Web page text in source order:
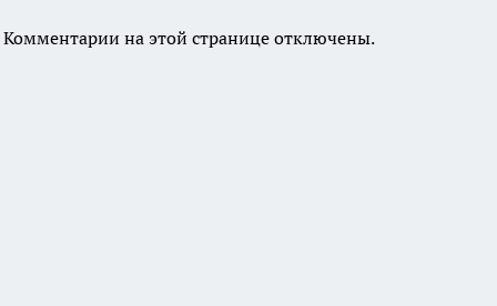
Комментарии на этой странице отключены.